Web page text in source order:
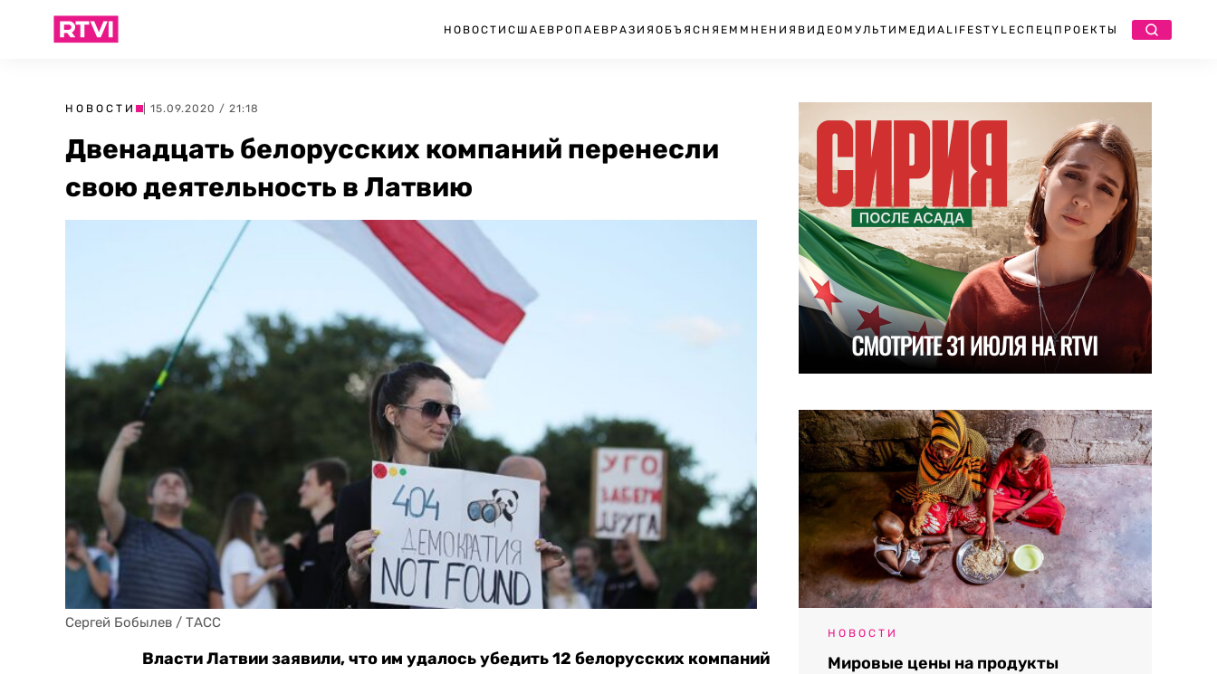
НОВОСТИ США ЕВРОПА ЕВРАЗИЯ ОБЪЯСНЯЕМ МНЕНИЯ ВИДЕО МУЛЬТИМЕДИА LIFESTYLEСПЕЦПРОЕКТЫ
НОВОСТИ | 15.09.2020 / 21:18
Двенадцать белорусских компаний перенесли
свою деятельность в Латвию
Сергей Бобылев / ТАСС
Власти Латвии заявили, что им удалось убедить 12 белорусских компаний
НОВОСТИ
Мировые цены на продукты